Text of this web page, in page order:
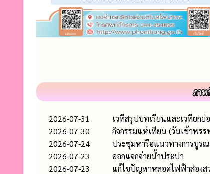
2026-07-31
เวทีสรุปบทเรียนและเวทียก
2026-07-30
กิจกรรมแห่เทียน (วันเข้าพรร
2026-07-24
ประชุมหารือแนวทางการบูรณ
2026-07-23
ออกแจกจ่ายน้ำประปา
2026-07-23
แก้ไขปัญหาหลอดไฟฟ้าส่องส